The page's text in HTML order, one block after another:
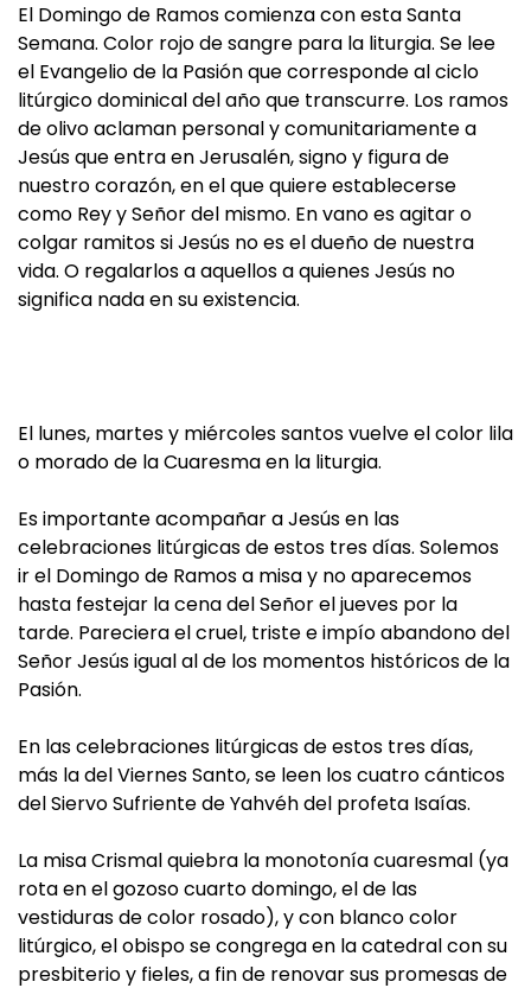
El Domingo de Ramos comienza con esta Santa
Semana. Color rojo de sangre para la liturgia. Se lee
el Evangelio de la Pasión que corresponde al ciclo
litúrgico dominical del año que transcurre. Los ramos
de olivo aclaman personal y comunitariamente a
Jesús que entra en Jerusalén, signo y figura de
nuestro corazón, en el que quiere establecerse
como Rey y Señor del mismo. En vano es agitar o
colgar ramitos si Jesús no es el dueño de nuestra
vida. O regalarlos a aquellos a quienes Jesús no
significa nada en su existencia.
El lunes, martes y miércoles santos vuelve el color lila
o morado de la Cuaresma en la liturgia.
Es importante acompañar a Jesús en las
celebraciones litúrgicas de estos tres días. Solemos
ir el Domingo de Ramos a misa y no aparecemos
hasta festejar la cena del Señor el jueves por la
tarde. Pareciera el cruel, triste e impío abandono del
Señor Jesús igual al de los momentos históricos de la
Pasión.
En las celebraciones litúrgicas de estos tres días,
más la del Viernes Santo, se leen los cuatro cánticos
del Siervo Sufriente de Yahvéh del profeta Isaías.
La misa Crismal quiebra la monotonía cuaresmal (ya
rota en el gozoso cuarto domingo, el de las
vestiduras de color rosado), y con blanco color
litúrgico, el obispo se congrega en la catedral con su
presbiterio y fieles, a fin de renovar sus promesas de